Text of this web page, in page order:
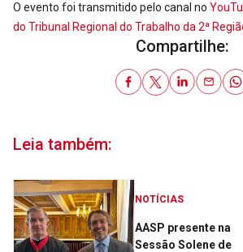
O evento foi transmitido pelo canal no
do Tribunal Regional do Trabalho da 2ª
Compartilhe:
Leia também:
NOTÍCIAS
AASP presente na
Sessão Solene de